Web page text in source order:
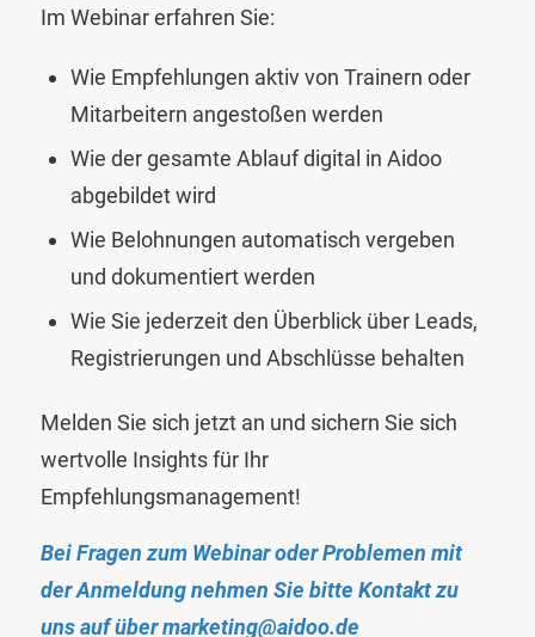
Im Webinar erfahren Sie:
Wie Empfehlungen aktiv von Trainern oder
Mitarbeitern angestoßen werden
Wie der gesamte Ablauf digital in Aidoo
abgebildet wird
Wie Belohnungen automatisch vergeben
und dokumentiert werden
Wie Sie jederzeit den Überblick über Leads,
Registrierungen und Abschlüsse behalten
Melden Sie sich jetzt an und sichern Sie sich
wertvolle Insights für Ihr
Empfehlungsmanagement!
Bei Fragen zum Webinar oder Problemen mit
der Anmeldung nehmen Sie bitte Kontakt zu
uns auf übermarketing@aidoo.de